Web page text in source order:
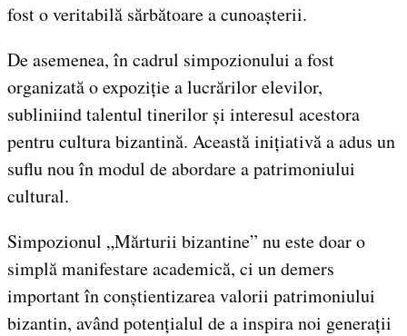
fost o veritabilă sărbătoare a cunoașterii.
De asemenea, în cadrul simpozionului a fost
organizată o expoziție a lucrărilor elevilor,
subliniind talentul tinerilor și interesul acestora
pentru cultura bizantină. Această inițiativă a adus un
suflu nou în modul de abordare a patrimoniului
cultural.
Simpozionul „Mărturii bizantine” nu este doar o
simplă manifestare academică, ci un demers
important în conștientizarea valorii patrimoniului
bizantin, având potențialul de a inspira noi generații